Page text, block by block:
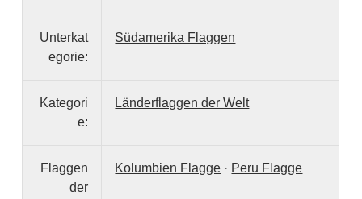
Unterkat
egorie:
Südamerika Flaggen
Kategori
e:
Länderflaggen der Welt
Flaggen
der
Kolumbien Flagge · Peru Flagge